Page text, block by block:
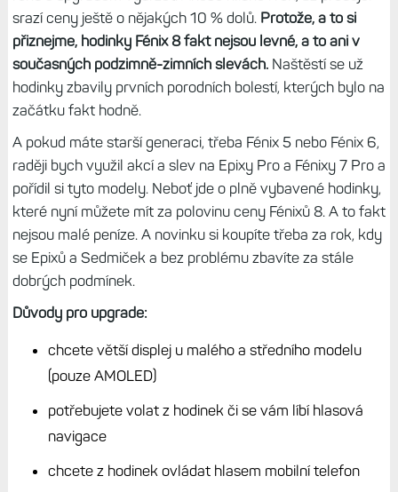
atraktivnější - ať už jde o Black Friday nebo vánoční akce;
například cena Fénix 7X Pro se na chvíli dostala i na 12
990 Kč, což je prostě neuvěřitelné.
Tip:Black Friday: Výrazně dolů jdou nejen starší modely
hodinek, ale slevy se nevyhnuly ani Fénix 8 či Enduro 3
S nákupem nového modelu klidně
počkejte
Když to tedy shrnu: Důvodů pro upgrade tu vážně moc
není. Ale to se bavíme o dnešku. Dobře si pamatuji situaci
u Fénixů 7, kdy jsem při uvedení psal v podstatě to samé.
Garmin si ovšem nyní připravil hardware pro budoucí
nové funkce. A ty už staré modely nedostanou.
Nepřehlédněte:Garmin už nebude vylepšovat hodinky
Fénix 7 a Epix. Uživatelům to ale vadit (zatím) nemusí
Každopádně pokud nutně nepotřebujete počítat ponory a
volat přes hodinky, můžete s naprostým klidem ještě půl
srazí ceny ještě o nějakých 10 % dolů.Protože, a to si